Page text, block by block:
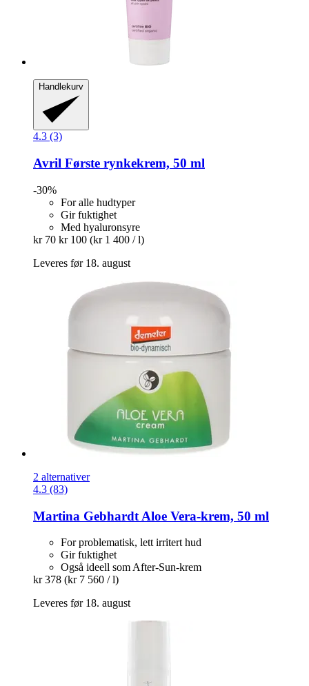
Handlekurv
4.3 (3)
Avril Første rynkekrem, 50 ml
-30%
For alle hudtyper
Gir fuktighet
Med hyaluronsyre
kr 70 kr 100 (kr 1 400 / l)
Leveres før 18. august
2 alternativer
4.3 (83)
Martina Gebhardt Aloe Vera-​krem, 50 ml
For problematisk, lett irritert hud
Gir fuktighet
Også ideell som After-Sun-krem
kr 378 (kr 7 560 / l)
Leveres før 18. august